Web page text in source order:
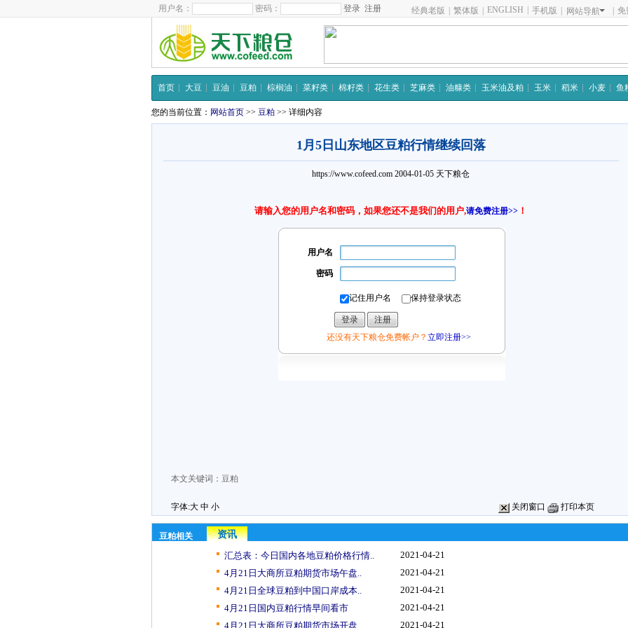
用户名： 密码： 注册 经典老版 繁体版 ENGLISH 手机版 网站导航 免
首页 大豆 豆油 豆粕 棕榈油 菜籽类 棉籽类 花生类 芝麻类 油糠类 玉米油及粕 玉米 稻米 小麦 鱼
您的当前位置： 网站首页 >> 豆粕 >> 详细内容
1月5日山东地区豆粕行情继续回落
https://www.cofeed.com 2004-01-05 天下粮仓
请输入您的用户名和密码，如果您还不是我们的用户,请免费注册>> ！
用户名
密码
记住用户名 保持登录状态
还没有天下粮仓免费帐户？ 立即注册>>
本文关键词： 豆粕
字体:大 中 小 关闭窗口 打印本页
豆粕相关
资讯
汇总表：今日国内各地豆粕价格行情..
2021-04-21
4月21日大商所豆粕期货市场午盘..
2021-04-21
4月21日全球豆粕到中国口岸成本..
2021-04-21
4月21日国内豆粕行情早间看市
2021-04-21
4月21日大商所豆粕期货市场开盘..
2021-04-21